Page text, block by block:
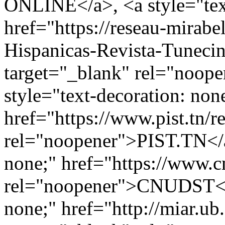
ONLINE</a>, <a
href="https://reseau-
Hispanicas-Revista-
target="_blank"
style="text-decoration:
href="https://www.pist.tn/
none;" href="https://
none;" href="http://